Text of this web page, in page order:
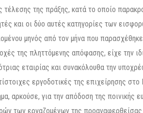
τέλεσης της πράξης, κατά το οποίο
και οι δύο αυτές κατηγορίες των
μηνός από τον μήνα που
της πληττόμενης απόφασης, είχε την
εταιρίας και συνακόλουθα την
εργοδοτικές της επιχείρησης
αρκούσε, για την απόδοση της ποινικής
των εργαζομένων της